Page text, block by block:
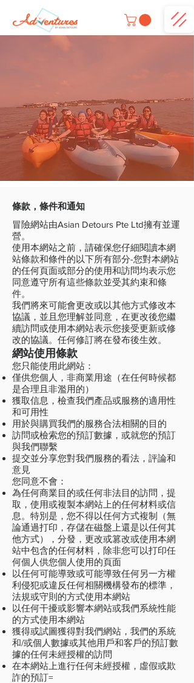
條款，條件和通知
冒險網站由Asian Detours Pte Ltd擁有並運
營。
使用本網站之前，請確保您仔細閱讀本網
站條款和條件的以下所有部分-您對本網站
的任何頁面或部分的使用和訪問均表示您
同意遵守所有這些條款並受其約束和條
件。
我們將來可能會更改或以其他方式修改本
協議，並且您理解並同意，在更改後您繼
續訪問或使用本網站表示您接受更新或修
改的協議。任何修訂將在發布後生效。
網站使用條款
您只能使用此網站：
僅供您個人，非商業用途（在任何時候都
是合理且非濫用的）
獲取信息，檢查我們產品或服務的適用性
和可用性
用於與購買我們的服務合法相關的目的
訪問或檢索您的預訂數據，或就您的預訂
與我們聯繫
提交並分享您對我們服務的看法，評論和
意見
您同意不會：
為任何商業目的或任何非法目的訪問，提
取，使用或複製本網站上的任何材料或信
息。特別是，您不得以任何方式複制（無
論通過打印，存儲在磁盤上還是以任何其
他方式），分發，更改或篡改或使用本網
站中包含的任何材料，除非您可以打印任
何個人供您個人使用的頁面
以任何可能導致或可能導致任何另一方權
利侵犯或違反任何相關機構發布的標準，
法規或守則的方式使用本網站
以任何干擾或影響本網站或我們系統性能
的方式使用本網站
獲得或試圖獲得對我們網站，我們的系統
和/或個人數據或其他用戶和客戶的預訂數
據的任何未經授權的訪問
在本網站上進行任何未經授權，虛假或欺
詐的預訂=